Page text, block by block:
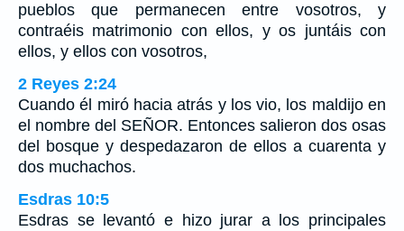
pueblos que permanecen entre vosotros, y
contraéis matrimonio con ellos, y os juntáis con
ellos, y ellos con vosotros,
2 Reyes 2:24
Cuando él miró hacia atrás y los vio, los maldijo en
el nombre del SEÑOR. Entonces salieron dos osas
del bosque y despedazaron de ellos a cuarenta y
dos muchachos.
Esdras 10:5
Esdras se levantó e hizo jurar a los principales